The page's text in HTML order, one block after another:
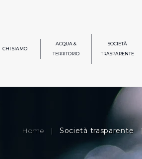
CHI SIAMO
ACQUA &
TERRITORIO
SOCIETÀ
TRASPARENTE
Home | Società trasparente |